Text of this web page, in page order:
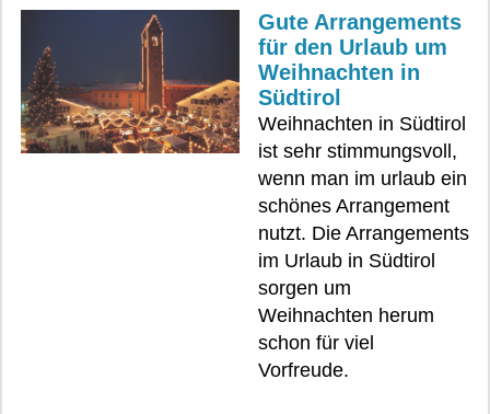
Gute Arrangements
für den Urlaub um
Weihnachten in
Südtirol
Weihnachten in Südtirol
ist sehr stimmungsvoll,
wenn man im urlaub ein
schönes Arrangement
nutzt. Die Arrangements
im Urlaub in Südtirol
sorgen um
Weihnachten herum
schon für viel
Vorfreude.